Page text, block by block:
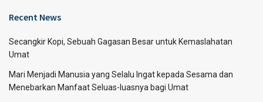
Recent News
Secangkir Kopi, Sebuah Gagasan Besar untuk Kemaslahatan
Umat
Mari Menjadi Manusia yang Selalu Ingat kepada Sesama dan
Menebarkan Manfaat Seluas-luasnya bagi Umat